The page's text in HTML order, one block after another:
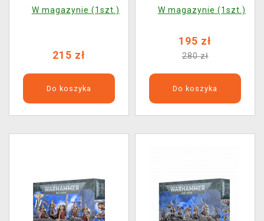
figurek)
W magazynie (1szt.)
215 zł
Do koszyka
Transport (1 figurka)
W magazynie (1szt.)
195 zł
280 zł
Do koszyka